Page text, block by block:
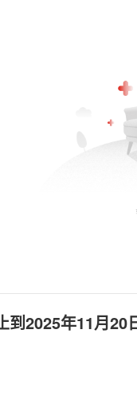
2025年11月20